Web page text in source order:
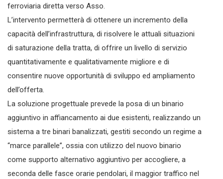
ferroviaria diretta verso Asso.
L’intervento permetterà di ottenere un incremento della
capacità dell’infrastruttura, di risolvere le attuali situazioni
di saturazione della tratta, di offrire un livello di servizio
quantitativamente e qualitativamente migliore e di
consentire nuove opportunità di sviluppo ed ampliamento
dell’offerta.
La soluzione progettuale prevede la posa di un binario
aggiuntivo in affiancamento ai due esistenti, realizzando un
sistema a tre binari banalizzati, gestiti secondo un regime a
“marce parallele”, ossia con utilizzo del nuovo binario
come supporto alternativo aggiuntivo per accogliere, a
seconda delle fasce orarie pendolari, il maggior traffico nel